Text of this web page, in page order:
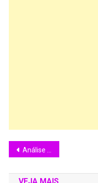
Análise “O Sexto Sentido” (1999)